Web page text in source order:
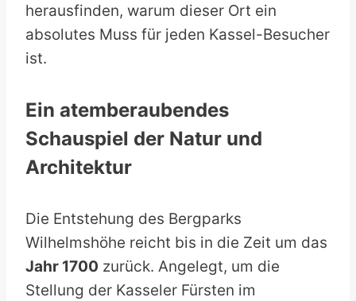
herausfinden, warum dieser Ort ein
absolutes Muss für jeden Kassel-Besucher
ist.
Ein atemberaubendes
Schauspiel der Natur und
Architektur
Die Entstehung des Bergparks
Wilhelmshöhe reicht bis in die Zeit um das
Jahr 1700 zurück. Angelegt, um die
Stellung der Kasseler Fürsten im